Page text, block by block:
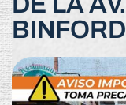
BINFORD